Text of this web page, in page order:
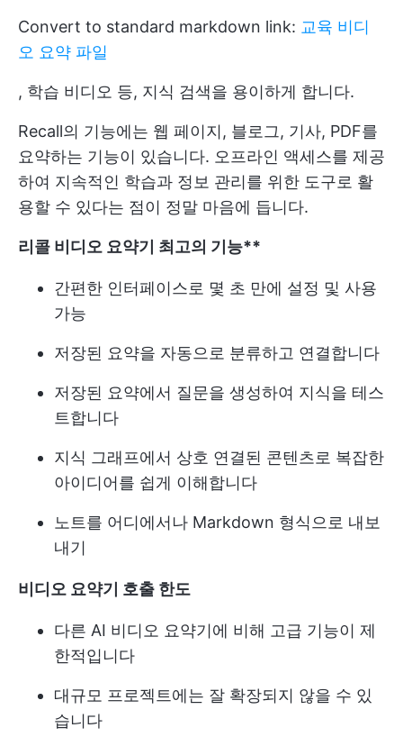
Convert to standard markdown link: 교육 비디
오 요약 파일
, 학습 비디오 등, 지식 검색을 용이하게 합니다.
Recall의 기능에는 웹 페이지, 블로그, 기사, PDF를
요약하는 기능이 있습니다. 오프라인 액세스를 제공
하여 지속적인 학습과 정보 관리를 위한 도구로 활
용할 수 있다는 점이 정말 마음에 듭니다.
리콜 비디오 요약기 최고의 기능**
간편한 인터페이스로 몇 초 만에 설정 및 사용
가능
저장된 요약을 자동으로 분류하고 연결합니다
저장된 요약에서 질문을 생성하여 지식을 테스
트합니다
지식 그래프에서 상호 연결된 콘텐츠로 복잡한
아이디어를 쉽게 이해합니다
노트를 어디에서나 Markdown 형식으로 내보
내기
비디오 요약기 호출 한도
다른 AI 비디오 요약기에 비해 고급 기능이 제
한적입니다
대규모 프로젝트에는 잘 확장되지 않을 수 있
습니다